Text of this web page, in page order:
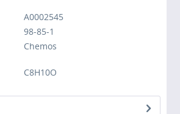
A0002545
98-85-1
Chemos
C8H10O